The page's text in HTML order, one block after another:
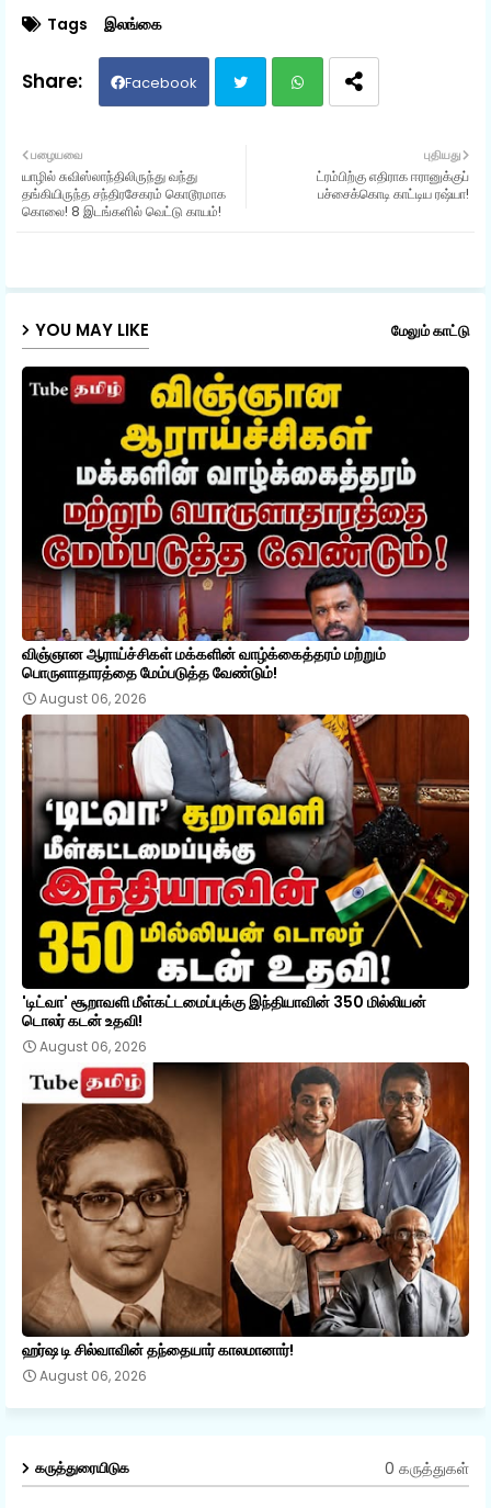
Tags இலங்கை
Facebook
புதியது
ட்ரம்பிற்கு எதிராக ஈரானுக்குப்
பச்சைக்கொடி காட்டிய ரஷ்யா!
பழையவை
யாழில் சுவிஸ்லாந்திலிருந்து வந்து
தங்கியிருந்த சந்திரசேகரம் கொடூரமாக
கொலை! 8 இடங்களில் வெட்டு காயம்!
YOU MAY LIKE மேலும் காட்டு
விஞ்ஞான ஆராய்ச்சிகள் மக்களின் வாழ்க்கைத்தரம் மற்றும்
பொருளாதாரத்தை மேம்படுத்த வேண்டும்!
August 06, 2026
'டிட்வா' சூறாவளி மீள்கட்டமைப்புக்கு இந்தியாவின் 350 மில்லியன்
டொலர் கடன் உதவி!
August 06, 2026
ஹர்ஷ டி சில்வாவின் தந்தையார் காலமானார்!
August 06, 2026
கருத்துரையிடுக 0 கருத்துகள்